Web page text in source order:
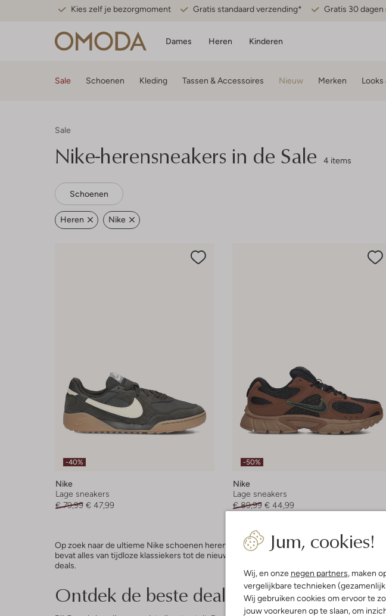
Kies zelf je bezorgmoment Gratis standaard verzending* Gratis 30
Dames Heren Kinderen
Jum, cookies!
Wij, en onze negen partners, maken
vergelijkbare technieken
Wij gebruiken cookies om ervoor te
jouw voorkeuren op te slaan, om
Sale Schoenen Kleding Tassen & Accessoires Nieuw Merken Looks
Sale
Nike-herensneakers in de Sale 4 items
Schoenen
Heren Nike
-40%
Nike
Lage sneakers
€ 79,99 € 47,99
-50%
Nike
Lage sneakers
€ 89,99 € 44,99
Op zoek naar de ultieme Nike schoenen heren Sale? Omoda is jouw bestemming voor
bevat alles van tijdloze klassiekers tot de nieuwste trends, allemaal tegen
deals.
Ontdek de beste deals in de Nike